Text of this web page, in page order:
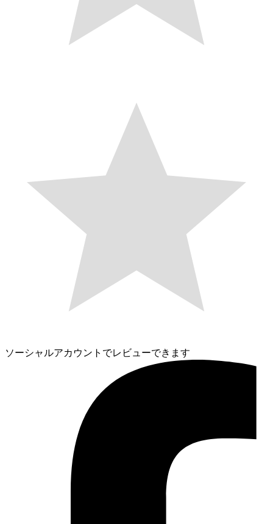
ソーシャルアカウントでレビューできます